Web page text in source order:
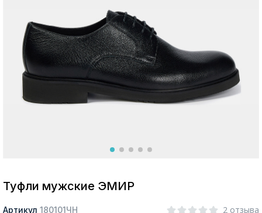
Москва
Туфли мужские ЭМИР
Артикул 180101ЧН 2 отзыва